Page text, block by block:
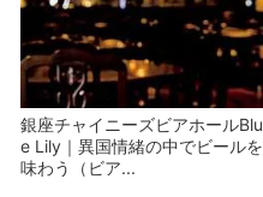
銀座チャイニーズビアホールBlu
e Lily｜異国情緒の中でビールを
味わう（ビア...